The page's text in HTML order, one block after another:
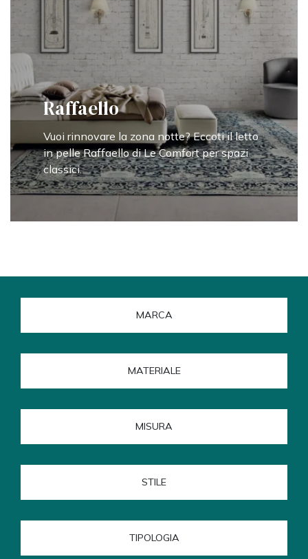
Raffaello
Vuoi rinnovare la zona notte? Eccoti il letto
in pelle Raffaello di Le Comfort per spazi
classici.
MARCA
MATERIALE
MISURA
STILE
TIPOLOGIA